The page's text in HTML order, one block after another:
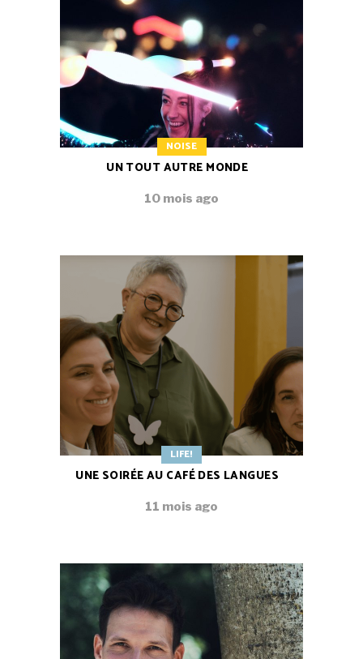
NOISE
UN TOUT AUTRE MONDE
10 mois ago
LIFE!
UNE SOIRÉE AU CAFÉ DES LANGUES
11 mois ago